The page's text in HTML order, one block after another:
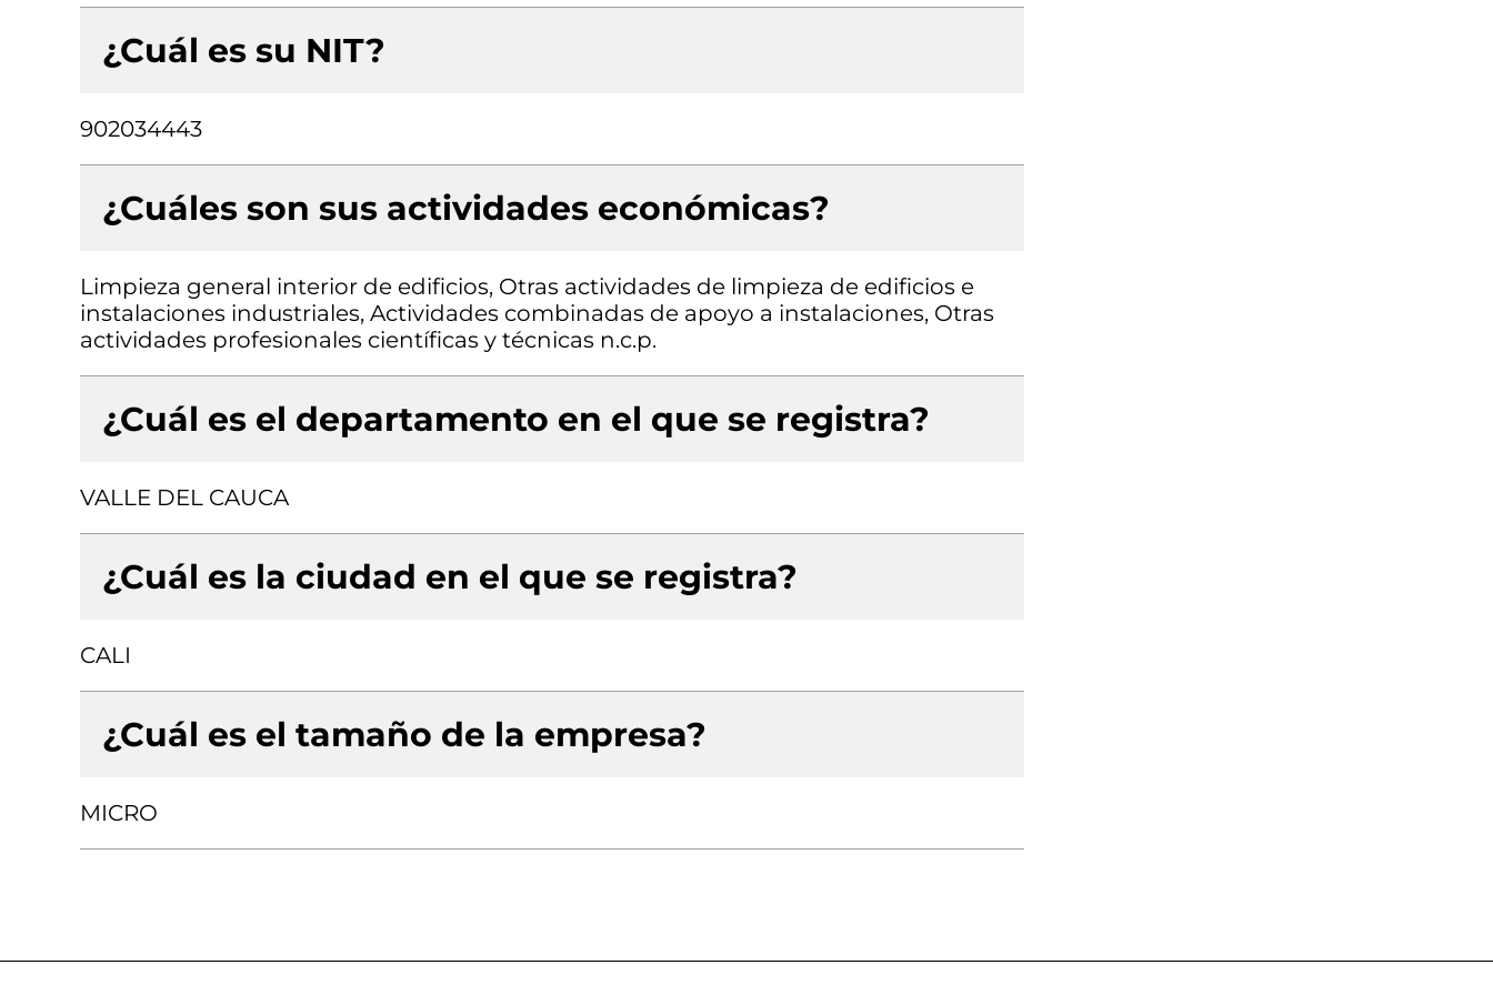
¿Cuál es su NIT?
902034443
¿Cuáles son sus actividades económicas?
Limpieza general interior de edificios, Otras actividades de limpieza de edificios e
instalaciones industriales, Actividades combinadas de apoyo a instalaciones, Otras
actividades profesionales científicas y técnicas n.c.p.
¿Cuál es el departamento en el que se registra?
VALLE DEL CAUCA
¿Cuál es la ciudad en el que se registra?
CALI
¿Cuál es el tamaño de la empresa?
MICRO